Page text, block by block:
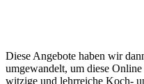
Diese Angebote haben wir
umgewandelt, um diese
witzige und lehrreiche Koch-